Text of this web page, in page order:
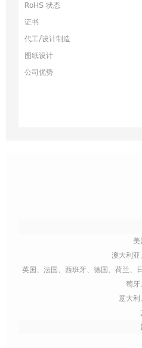
RoHS 状态
证书
代工/设计制造
图纸设计
公司优势
美
澳大利亚
英国、法国、西班牙、德国、荷兰、
萄牙
意大利